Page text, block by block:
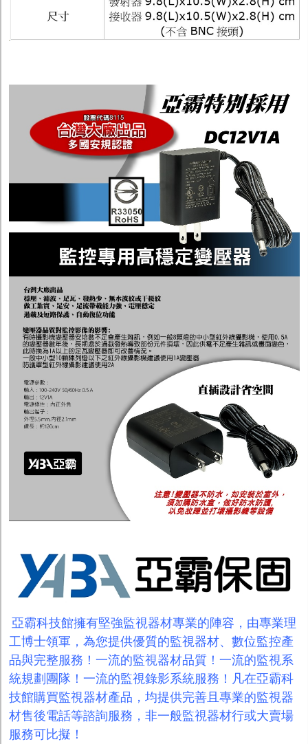
亞霸科技館擁有堅強監視器材專業的陣容，由專業理
工博士領軍，為您提供優質的監視器材、數位監控產
品與完整服務！一流的監視器材品質！一流的監視系
統規劃團隊！一流的監視錄影系統服務！凡在亞霸科
技館購買監視器材產品，均提供完善且專業的監視器
材售後電話等諮詢服務，非一般監視器材行或大賣場
服務可比擬！